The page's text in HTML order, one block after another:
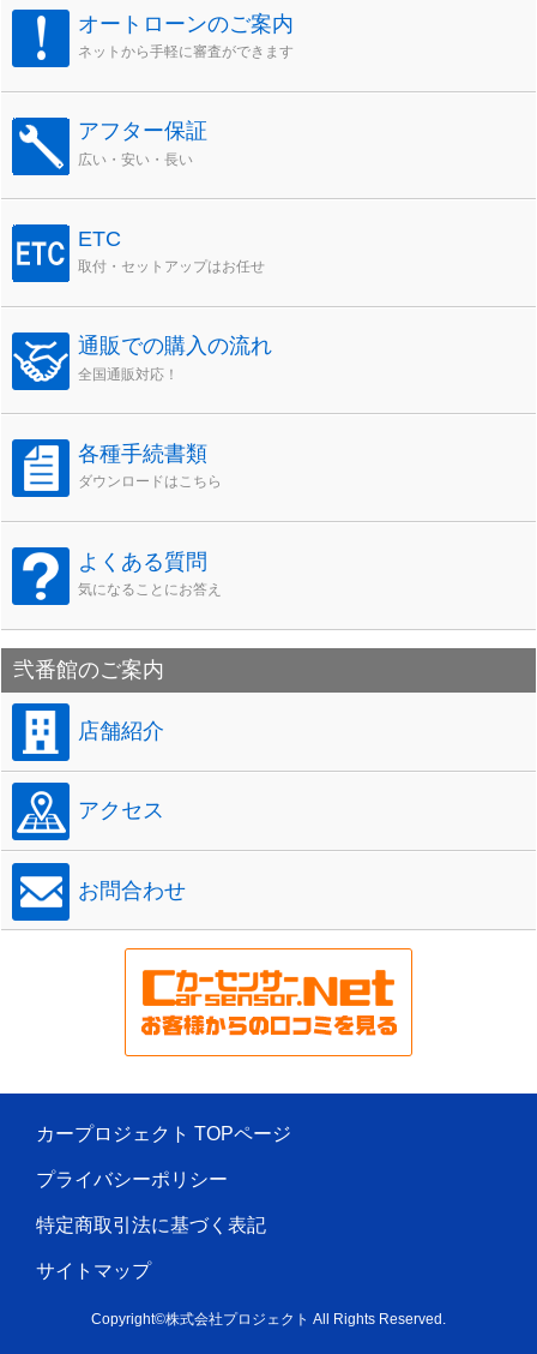
オートローンのご案内
ネットから手軽に審査ができます
アフター保証
広い・安い・長い
ETC
取付・セットアップはお任せ
通販での購入の流れ
全国通販対応！
各種手続書類
ダウンロードはこちら
よくある質問
気になることにお答え
弐番館のご案内
店舗紹介
アクセス
お問合わせ
カープロジェクト TOPページ
プライバシーポリシー
特定商取引法に基づく表記
サイトマップ
Copyright©株式会社プロジェクト All Rights Reserved.